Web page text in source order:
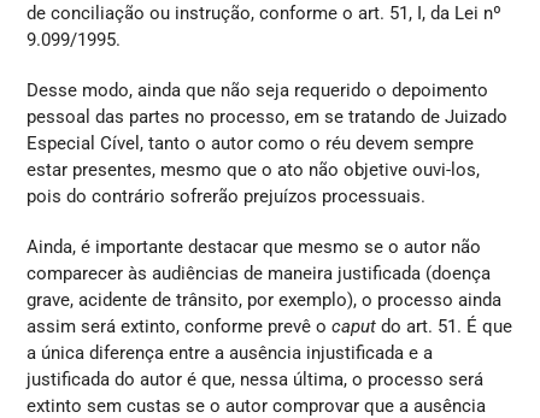
de conciliação ou instrução, conforme o art. 51, I, da Lei nº
9.099/1995.
Desse modo, ainda que não seja requerido o depoimento
pessoal das partes no processo, em se tratando de Juizado
Especial Cível, tanto o autor como o réu devem sempre
estar presentes, mesmo que o ato não objetive ouvi-los,
pois do contrário sofrerão prejuízos processuais.
Ainda, é importante destacar que mesmo se o autor não
comparecer às audiências de maneira justificada (doença
grave, acidente de trânsito, por exemplo), o processo ainda
assim será extinto, conforme prevê ocaput do art. 51. É que
a única diferença entre a ausência injustificada e a
justificada do autor é que, nessa última, o processo será
extinto sem custas se o autor comprovar que a ausência